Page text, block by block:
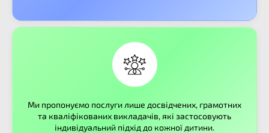
Ми пропонуємо послуги лише досвідчених, грамотних
та кваліфікованих викладачів, які застосовують
індивідуальний підхід до кожної дитини.